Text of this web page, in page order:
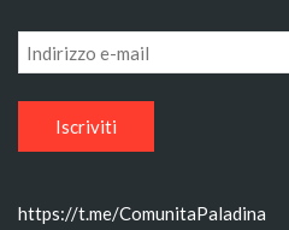
Indirizzo
e-
mail
https://t.me/ComunitaPaladina